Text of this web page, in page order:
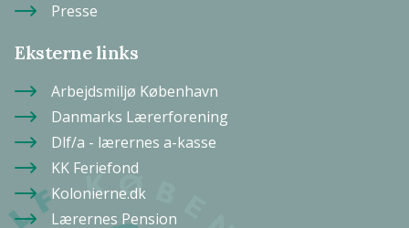
Presse
Eksterne links
Arbejdsmiljø København
Danmarks Lærerforening
Dlf/a - lærernes a-kasse
KK Feriefond
Kolonierne.dk
Lærernes Pension